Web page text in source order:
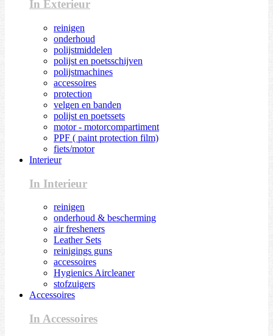
In Exterieur
reinigen
onderhoud
polijstmiddelen
polijst en poetsschijven
polijstmachines
accessoires
protection
velgen en banden
polijst en poetssets
motor - motorcompartiment
PPF ( paint protection film)
fiets/motor
Interieur
In Interieur
reinigen
onderhoud & bescherming
air fresheners
Leather Sets
reinigings guns
accessoires
Hygienics Aircleaner
stofzuigers
Accessoires
In Accessoires